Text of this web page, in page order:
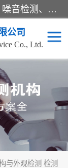
四川纳卡检测服务有限公司主营服务：噪音检测、灯光检测、防护网检测、磁性检测、无损检测、燃烧等级检测；本着严谨、规范的态度严格执行国家现行标准、规范及规程，奉行“科学公正、准确、持续改进、诚信服务”的企业价值和“科学、信誉、服务”的企业宗旨，竭诚为广大客户服务。
公司
Co., Ltd.
与外观检测 检测
测